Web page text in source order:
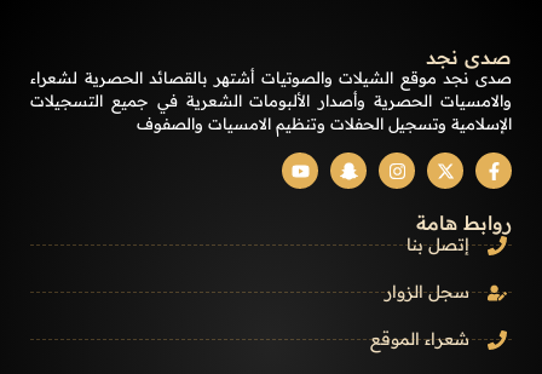
صدى نجد
صدى نجد موقع الشيلات والصوتيات أشتهر بالقصائد الحصرية لشعراء
والامسيات الحصرية وأصدار الألبومات الشعرية في جميع التسجيلات
الإسلامية وتسجيل الحفلات وتنظيم الامسيات والصفوف
روابط هامة
إتصل بنا
سجل الزوار
شعراء الموقع